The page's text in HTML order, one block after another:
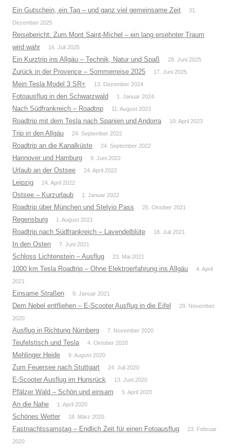
Ein Gutschein, ein Tag – und ganz viel gemeinsame Zeit
31.
Dezember 2025
Reisebericht: Zum Mont Saint-Michel – ein lang ersehnter Traum
wird wahr
16. Juli 2025
Ein Kurztrip ins Allgäu – Technik, Natur und Spaß 28. Juni 2025
Zurück in der Provence – Sommerreise 2025 17. Juni 2025
Mein Tesla Model 3 SR+ 13. Dezember 2024
Fotoausflug in den Schwarzwald 1. Januar 2024
Nach Südfrankreich – Roadtrip 11. August 2023
Roadtrip mit dem Tesla nach Spanien und Andorra 10. April 2023
Trip in den Allgäu 24. September 2022
Roadtrip an die Kanalküste 24. September 2022
Hannover und Hamburg 9. Juni 2022
Urlaub an der Ostsee 24. April 2022
Leipzig 24. April 2022
Ostsee – Kurzurlaub 1. Januar 2022
Roadtrip über München und Stelvio Pass 25. Oktober 2021
Regensburg 1. August 2021
Roadtrip nach Südfrankreich – Lavendelblüte 18. Juli 2021
In den Osten 7. Juni 2021
Schloss Lichtenstein – Ausflug 23. Mai 2021
1000 km Tesla Roadtrip – Ohne Elektroerfahrung ins Allgäu
4. April
2021
Einsame Straßen 9. Januar 2021
Dem Nebel entfliehen – E-Scooter Ausflug in die Eifel
29. November
2020
Ausflug in Richtung Nürnberg 7. November 2020
Teufelstisch und Tesla 4. Oktober 2020
Mehlinger Heide 9. August 2020
Zum Feuersee nach Stuttgart 24. Juli 2020
E-Scooter Ausflug im Hunsrück 13. Juni 2020
Pfälzer Wald – Schön und einsam 5. April 2020
An die Nahe 1. April 2020
Schönes Wetter 18. März 2020
Fastnachtssamstag – Endlich Zeit für einen Fotoausflug
23. Februar
2020